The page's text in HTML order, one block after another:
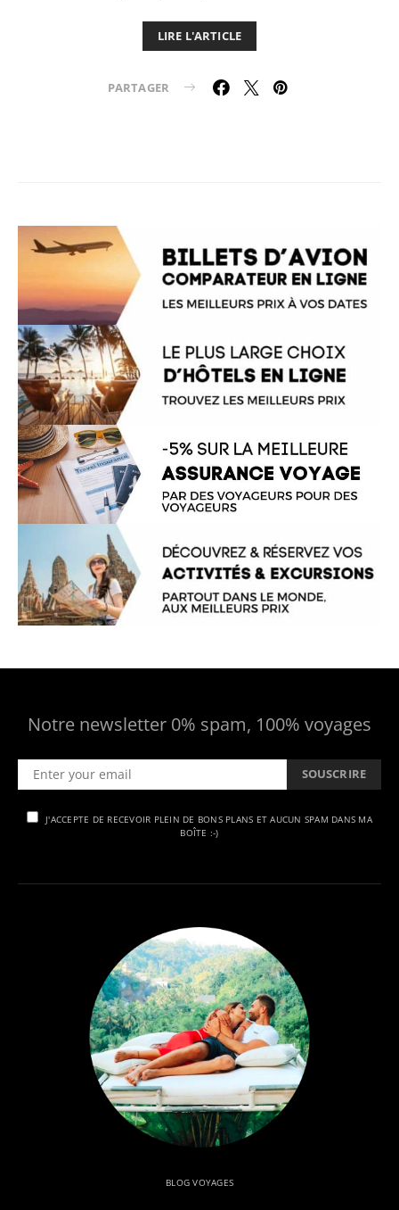
LIRE L'ARTICLE
PARTAGER
Notre newsletter 0% spam, 100% voyages
SOUSCRIRE
J'ACCEPTE DE RECEVOIR PLEIN DE BONS PLANS ET AUCUN SPAM DANS MA
BOÎTE :-)
BLOG VOYAGES